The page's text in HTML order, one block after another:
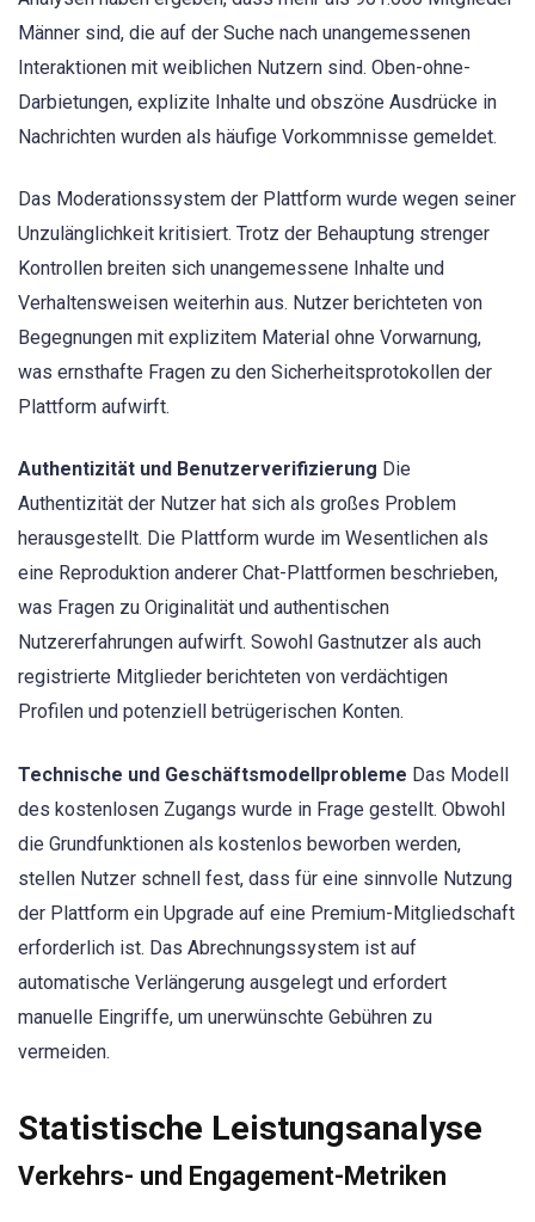
Männer sind, die auf der Suche nach unangemessenen
Interaktionen mit weiblichen Nutzern sind. Oben-ohne-
Darbietungen, explizite Inhalte und obszöne Ausdrücke in
Nachrichten wurden als häufige Vorkommnisse gemeldet.
Das Moderationssystem der Plattform wurde wegen seiner
Unzulänglichkeit kritisiert. Trotz der Behauptung strenger
Kontrollen breiten sich unangemessene Inhalte und
Verhaltensweisen weiterhin aus. Nutzer berichteten von
Begegnungen mit explizitem Material ohne Vorwarnung,
was ernsthafte Fragen zu den Sicherheitsprotokollen der
Plattform aufwirft.
Authentizität und Benutzerverifizierung Die
Authentizität der Nutzer hat sich als großes Problem
herausgestellt. Die Plattform wurde im Wesentlichen als
eine Reproduktion anderer Chat-Plattformen beschrieben,
was Fragen zu Originalität und authentischen
Nutzererfahrungen aufwirft. Sowohl Gastnutzer als auch
registrierte Mitglieder berichteten von verdächtigen
Profilen und potenziell betrügerischen Konten.
Technische und Geschäftsmodellprobleme Das Modell
des kostenlosen Zugangs wurde in Frage gestellt. Obwohl
die Grundfunktionen als kostenlos beworben werden,
stellen Nutzer schnell fest, dass für eine sinnvolle Nutzung
der Plattform ein Upgrade auf eine Premium-Mitgliedschaft
erforderlich ist. Das Abrechnungssystem ist auf
automatische Verlängerung ausgelegt und erfordert
manuelle Eingriffe, um unerwünschte Gebühren zu
vermeiden.
Statistische Leistungsanalyse
Verkehrs- und Engagement-Metriken